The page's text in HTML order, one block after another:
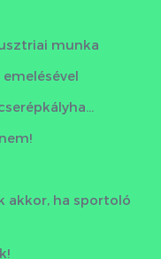
munka
akkor, ha sportoló